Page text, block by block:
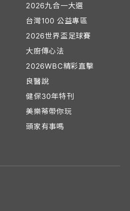
2026九合一大選
台灣100 公益專區
2026世界盃足球賽
大廚傳心法
2026WBC精彩直擊
良醫說
健保30年特刊
美樂蒂帶你玩
頭家有事嗎